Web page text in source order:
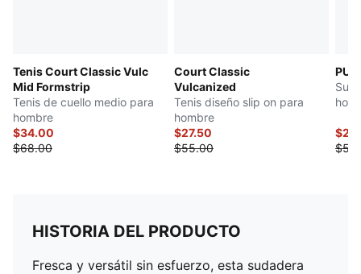
Tenis Court Classic Vulc
Mid Formstrip
Tenis de cuello medio para
hombre
$34.00
$68.00
Court Classic
Vulcanized
Tenis diseño slip on para
hombre
$27.50
$55.00
HISTORIA DEL PRODUCTO
Fresca y versátil sin esfuerzo, esta sudadera